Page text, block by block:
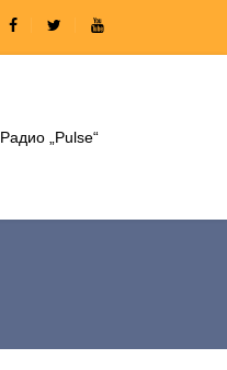
Радио „Pulse“